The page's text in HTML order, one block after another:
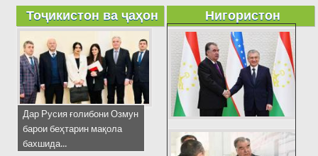
Тоҷикистон ва ҷаҳон
Дар Русия ғолибони Озмун
барои беҳтарин мақола
бахшида...
Нигористон